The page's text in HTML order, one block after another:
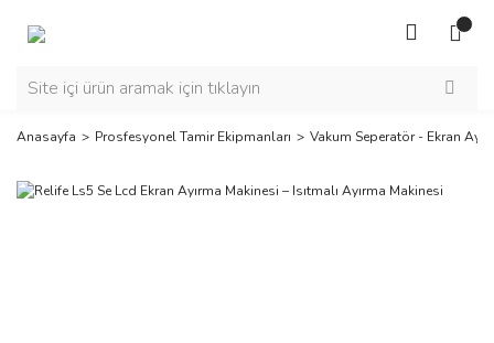
Anasayfa Prosfesyonel Tamir Ekipmanları Vakum Seperatör - Ekran